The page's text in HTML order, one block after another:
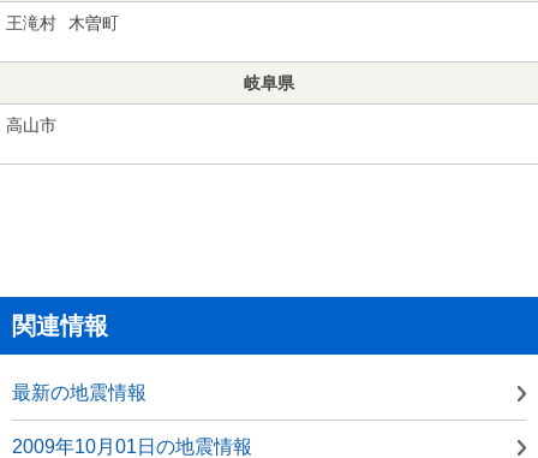
王滝村 木曽町
岐阜県
高山市
関連情報
最新の地震情報
2009年10月01日の地震情報